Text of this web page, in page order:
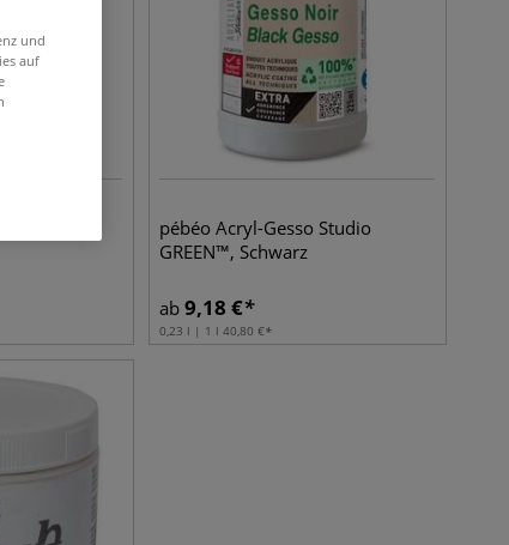
pébéo Acryl-Gesso Studio
GREEN™, Schwarz
ab 9,18 €
0,23 l | 1 l 40,80 €
und
auf